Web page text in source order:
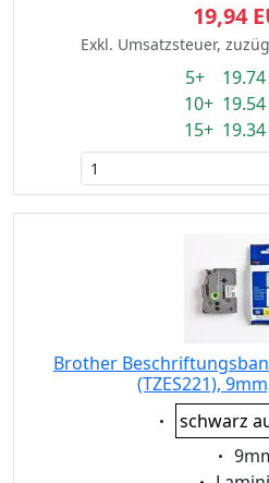
19,94
Exkl. Umsatzsteuer,
5+ 19.74
10+ 19.54
15+ 19.34
Brother
(TZES221),
Eigenschaft:
schwarz